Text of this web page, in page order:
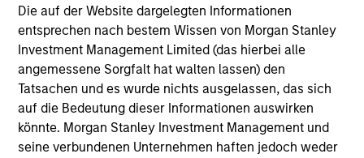
Die auf der Website dargelegten Informationen
entsprechen nach bestem Wissen von Morgan Stanley
Investment Management Limited (das hierbei alle
angemessene Sorgfalt hat walten lassen) den
Tatsachen und es wurde nichts ausgelassen, das sich
auf die Bedeutung dieser Informationen auswirken
könnte. Morgan Stanley Investment Management und
seine verbundenen Unternehmen haften jedoch weder
Mark Bavoso
Managing Director
Schuyler Hooper, CFA
Executive Director